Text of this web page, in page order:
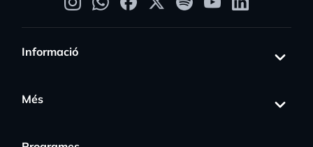
Informació
Més